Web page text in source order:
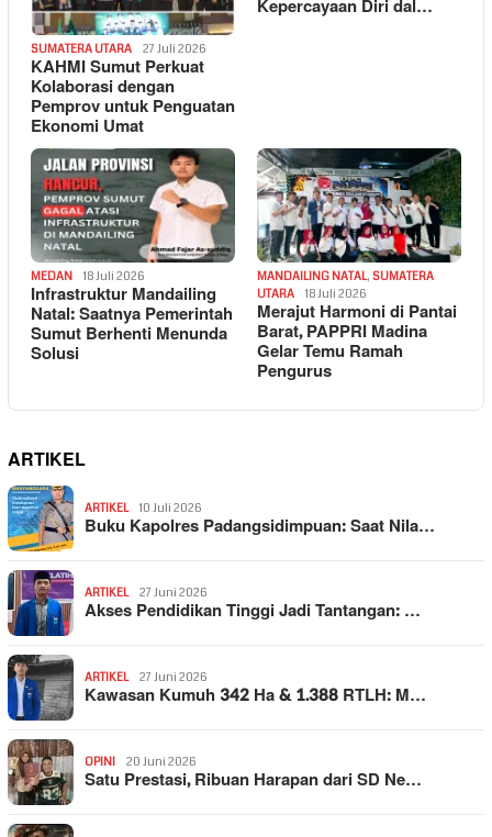
SUMATERA UTARA 27 Juli 2026
KAHMI Sumut Perkuat
Kolaborasi dengan
Pemprov untuk Penguatan
Ekonomi Umat
Kepercayaan Diri dal…
MEDAN 18 Juli 2026
Infrastruktur Mandailing
Natal: Saatnya Pemerintah
Sumut Berhenti Menunda
Solusi
MANDAILING NATAL, SUMATERA
UTARA
18 Juli 2026
Merajut Harmoni di Pantai
Barat, PAPPRI Madina
Gelar Temu Ramah
Pengurus
ARTIKEL
ARTIKEL 10 Juli 2026
Buku Kapolres Padangsidimpuan: Saat Nila…
ARTIKEL 27 Juni 2026
Akses Pendidikan Tinggi Jadi Tantangan: …
ARTIKEL 27 Juni 2026
Kawasan Kumuh 342 Ha & 1.388 RTLH: M…
OPINI 20 Juni 2026
Satu Prestasi, Ribuan Harapan dari SD Ne…